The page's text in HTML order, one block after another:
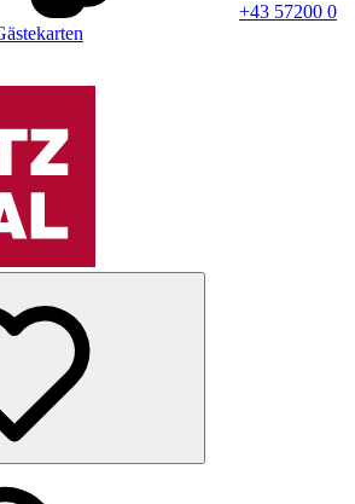
+43 57200 0